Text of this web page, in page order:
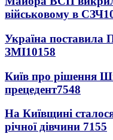
військовому в СЗЧ
Україна поставила
ЗМІ10158
Київ про рішення
прецедент7548
На Київщині
річної дівчини 7155